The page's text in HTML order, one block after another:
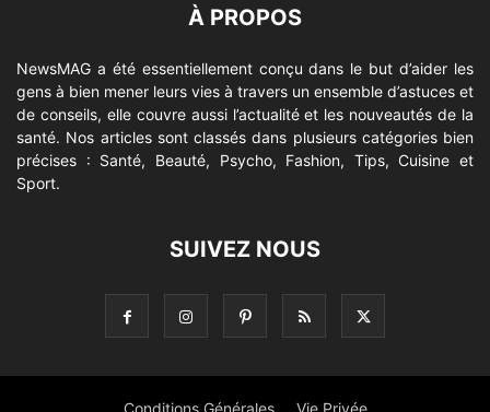
À PROPOS
NewsMAG a été essentiellement conçu dans le but d’aider les
gens à bien mener leurs vies à travers un ensemble d’astuces et
de conseils, elle couvre aussi l’actualité et les nouveautés de la
santé. Nos articles sont classés dans plusieurs catégories bien
précises : Santé, Beauté, Psycho, Fashion, Tips, Cuisine et
Sport.
SUIVEZ NOUS
Conditions Générales Vie Privée